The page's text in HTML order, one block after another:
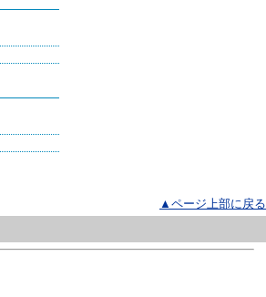
▲ページ上部に戻る